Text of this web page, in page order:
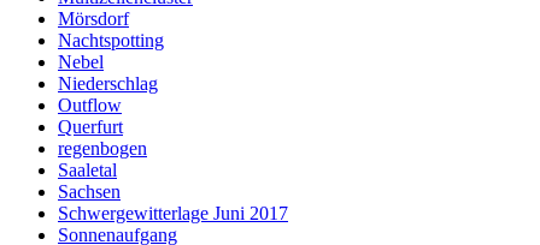
Mörsdorf
Nachtspotting
Nebel
Niederschlag
Outflow
Querfurt
regenbogen
Saaletal
Sachsen
Schwergewitterlage Juni 2017
Sonnenaufgang